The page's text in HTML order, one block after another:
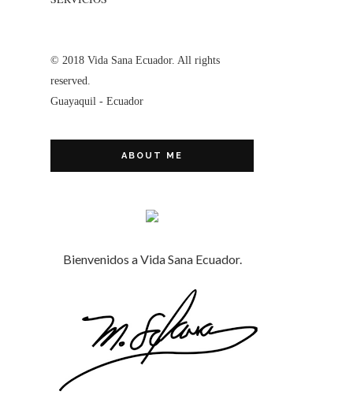
© 2018 Vida Sana Ecuador. All rights
reserved.
Guayaquil - Ecuador
ABOUT ME
Bienvenidos a Vida Sana Ecuador.